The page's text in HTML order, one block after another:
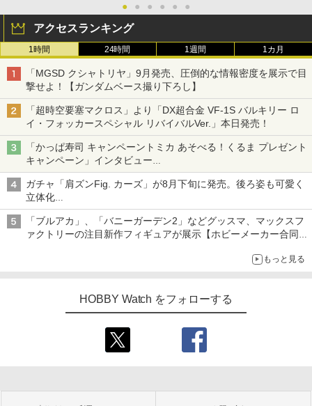
● ● ● ● ● ●
アクセスランキング
1時間 24時間 1週間 1カ月
「MGSD クシャトリヤ」9月発売、圧倒的な情報密度を展示で目
撃せよ！【ガンダムベース撮り下ろし】
「超時空要塞マクロス」より「DX超合金 VF-1S バルキリー ロ
イ・フォッカースペシャル リバイバルVer.」本日発売！
「かっぱ寿司 キャンペーントミカ あそべる！くるま プレゼント
キャンペーン」インタビュー
子どもが楽しめるかっぱ寿司ならではの体験とコラボの楽しさを
追求
ガチャ「肩ズンFig. カーズ」が8月下旬に発売。後ろ姿も可愛く
立体化
ライトニング・マックィーンやメーターなど4種がラインナップ
「ブルアカ」、「バニーガーデン2」などグッスマ、マックスフ
ァクトリーの注目新作フィギュアが展示【ホビーメーカー合同展
もっと見る
HOBBY Watch をフォローする